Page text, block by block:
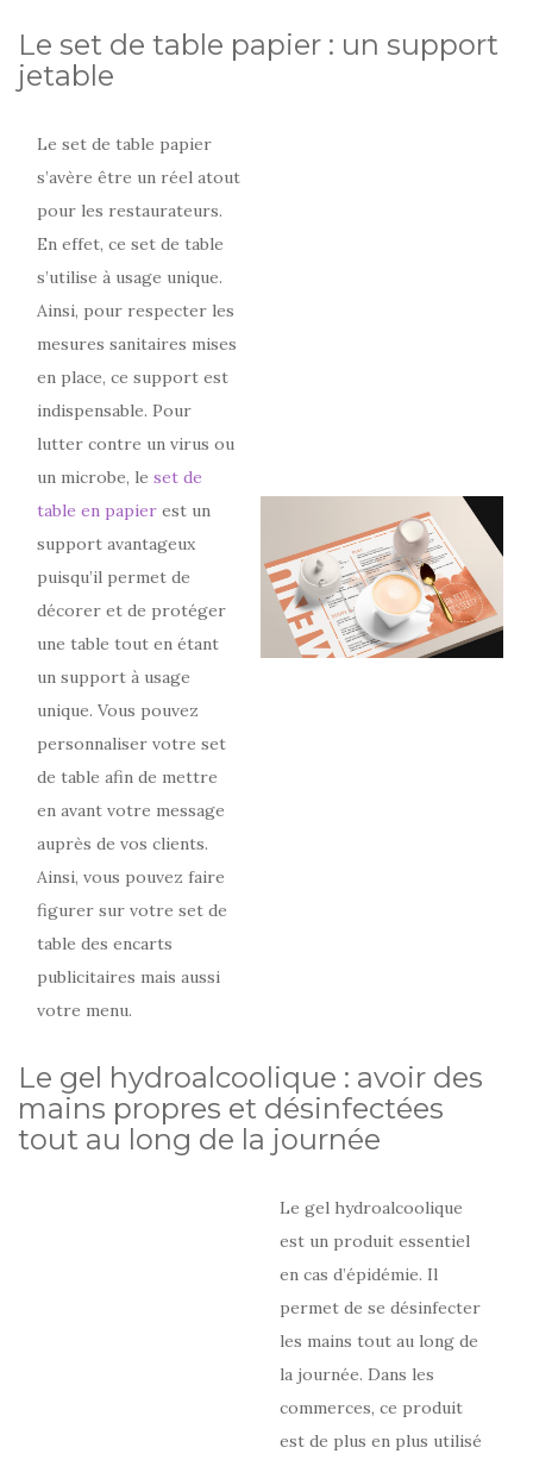
Le set de table papier : un support
jetable
Le set de table papier
s’avère être un réel atout
pour les restaurateurs.
En effet, ce set de table
s’utilise à usage unique.
Ainsi, pour respecter les
mesures sanitaires mises
en place, ce support est
indispensable. Pour
lutter contre un virus ou
un microbe, leset de
table en papier est un
support avantageux
puisqu’il permet de
décorer et de protéger
une table tout en étant
un support à usage
unique. Vous pouvez
personnaliser votre set
de table afin de mettre
en avant votre message
auprès de vos clients.
Ainsi, vous pouvez faire
figurer sur votre set de
table des encarts
publicitaires mais aussi
votre menu.
Le gel hydroalcoolique : avoir des
mains propres et désinfectées
tout au long de la journée
Le gel hydroalcoolique
est un produit essentiel
en cas d’épidémie. Il
permet de se désinfecter
les mains tout au long de
la journée. Dans les
commerces, ce produit
est de plus en plus utilisé